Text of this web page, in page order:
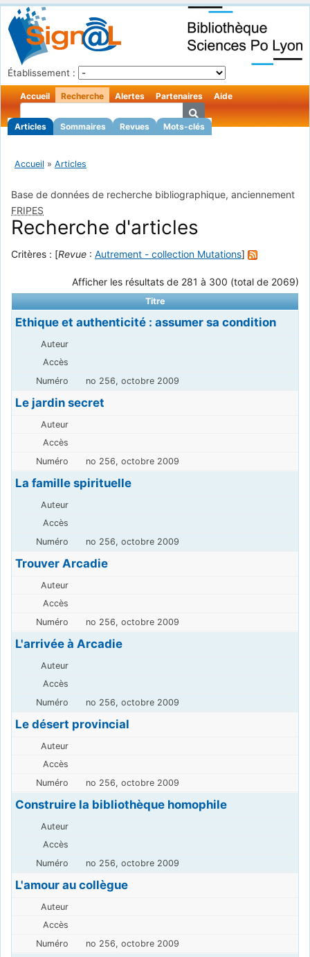
Établissement :
Accueil Recherche
Articles Sommaires Revues Mots-clés
Alertes Partenaires Aide
Accueil » Articles
Base de données de recherche bibliographique, anciennement
FRIPES
Recherche d'articles
Critères : [Revue : Autrement - collection Mutations]
Afficher les résultats de 281 à 300 (total de 2069)
Titre
Ethique et authenticité : assumer sa condition
no 256, octobre 2009
Le jardin secret
no 256, octobre 2009
La famille spirituelle
no 256, octobre 2009
Trouver Arcadie
no 256, octobre 2009
L'arrivée à Arcadie
no 256, octobre 2009
Le désert provincial
no 256, octobre 2009
Construire la bibliothèque homophile
no 256, octobre 2009
L'amour au collègue
no 256, octobre 2009